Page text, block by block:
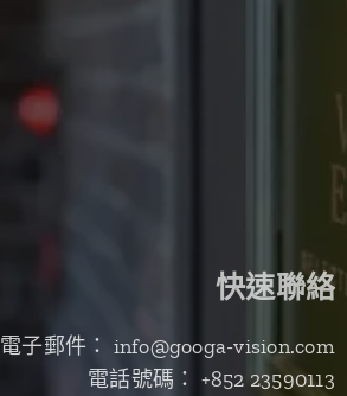
快速聯絡
電子郵件： info@googa-vision.com
電話號碼： +852 23590113